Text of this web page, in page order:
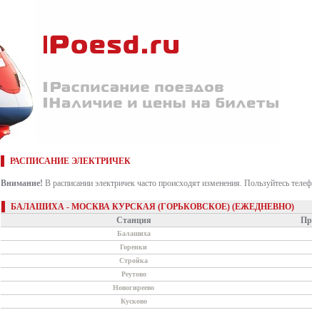
РАСПИСАНИЕ ЭЛЕКТРИЧЕК
Внимание! В расписании электричек часто происходят изменения. Пользуйтесь
БАЛАШИХА - МОСКВА КУРСКАЯ (ГОРЬКОВСКОЕ) (ЕЖЕДНЕВНО)
Станция
Балашиха
Горенки
Стройка
Реутово
Новогиреево
Кусково